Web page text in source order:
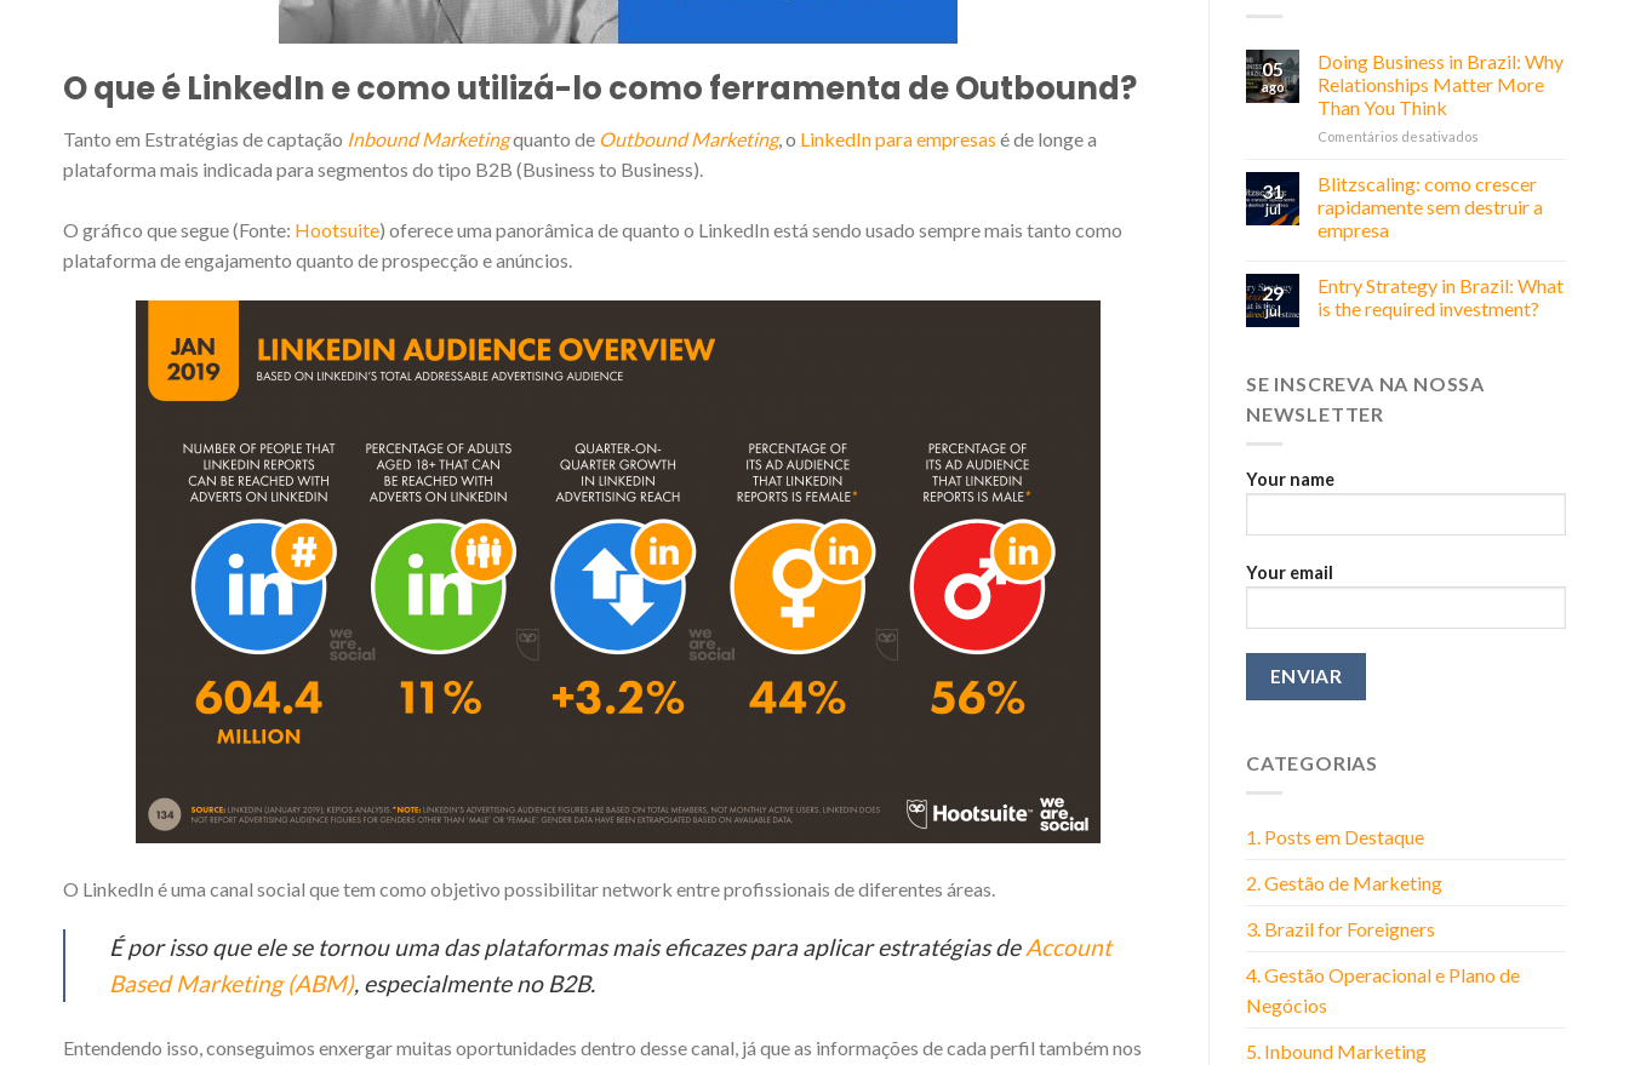
O que éLinkedIn e como utilizá-lo como ferramenta de Outbound?
Tanto em Estratégias de captação Inbound Marketingquanto de Outbound Marketing, o LinkedIn para empresas é de longe a
plataforma mais indicada para segmentos do tipo B2B (Business to Business).
O gráfico que segue (Fonte: Hootsuite) oferece uma panorâmica de quanto o LinkedIn está sendo usado sempre mais tanto como
plataforma de engajamento quanto de prospecção e anúncios.
O LinkedIn é uma canal social que tem como objetivo possibilitar network entre profissionais de diferentes áreas.
É por isso que ele se tornou uma das plataformas mais eficazes para aplicar estratégias deAccount
Based Marketing (ABM), especialmente no B2B.
Entendendo isso, conseguimos enxergar muitas oportunidades dentro desse canal, já que as informações de cada perfil também nos
05
ago
Doing Business in Brazil: Why
Relationships Matter More
Than You Think
Comentários desativados
in
Brazil:
Matter
More
Than
31
jul
Blitzscaling: como crescer
rapidamente sem destruir a
empresa
29
jul
Entry Strategy in Brazil: What
is the required investment?
SE INSCREVA NA NOSSA
NEWSLETTER
Your name
Your email
CATEGORIAS
1. Posts em Destaque
2. Gestão de Marketing
3. Brazil for Foreigners
4. Gestão Operacional e Plano de
Negócios
5. Inbound Marketing